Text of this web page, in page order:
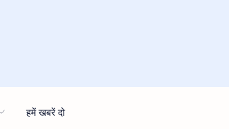
हमें खबरें दो